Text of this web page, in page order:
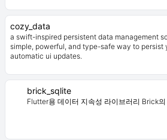
cozy_data
a swift-inspired persistent data management
simple, powerful, and type-safe way to persist
automatic ui updates.
brick_sqlite
Flutter용 데이터 지속성 라이브러리 Brick